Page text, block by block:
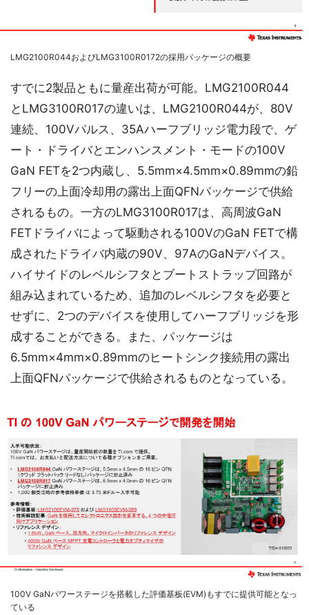
LMG2100R044およびLMG3100R0172の採用パッケージの概要
すでに2製品ともに量産出荷が可能。LMG2100R044
とLMG3100R017の違いは、LMG2100R044が、80V
連続、100Vパルス、35Aハーフブリッジ電力段で、ゲ
ート・ドライバとエンハンスメント・モードの100V
GaN FETを2つ内蔵し、5.5mm×4.5mm×0.89mmの鉛
フリーの上面冷却用の露出上面QFNパッケージで供給
されるもの。一方のLMG3100R017は、高周波GaN
FETドライバによって駆動される100VのGaN FETで構
成されたドライバ内蔵の90V、97AのGaNデバイス。
ハイサイドのレベルシフタとブートストラップ回路が
組み込まれているため、追加のレベルシフタを必要と
せずに、2つのデバイスを使用してハーフブリッジを形
成することができる。また、パッケージは
6.5mm×4mm×0.89mmのヒートシンク接続用の露出
上面QFNパッケージで供給されるものとなっている。
100V GaNパワーステージを搭載した評価基板(EVM)もすでに提供可能となっ
ている